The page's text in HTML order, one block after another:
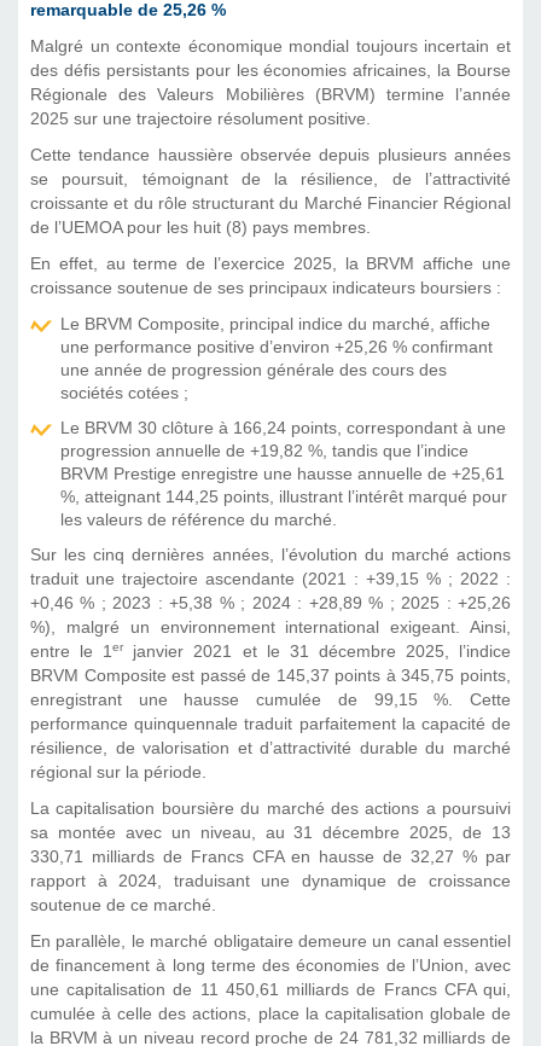
remarquable de 25,26 %
Malgré un contexte économique mondial toujours incertain et
des défis persistants pour les économies africaines, la Bourse
Régionale des Valeurs Mobilières (BRVM) termine l’année
2025 sur une trajectoire résolument positive.
Cette tendance haussière observée depuis plusieurs années
se poursuit, témoignant de la résilience, de l’attractivité
croissante et du rôle structurant du Marché Financier Régional
de l’UEMOA pour les huit (8) pays membres.
En effet, au terme de l’exercice 2025, la BRVM affiche une
croissance soutenue de ses principaux indicateurs boursiers :
Le BRVM Composite, principal indice du marché, affiche
une performance positive d’environ +25,26 % confirmant
une année de progression générale des cours des
sociétés cotées ;
Le BRVM 30 clôture à 166,24 points, correspondant à une
progression annuelle de +19,82 %, tandis que l’indice
BRVM Prestige enregistre une hausse annuelle de +25,61
%, atteignant 144,25 points, illustrant l’intérêt marqué pour
les valeurs de référence du marché.
Sur les cinq dernières années, l’évolution du marché actions
traduit une trajectoire ascendante (2021 : +39,15 % ; 2022 :
+0,46 % ; 2023 : +5,38 % ; 2024 : +28,89 % ; 2025 : +25,26
%), malgré un environnement international exigeant. Ainsi,
entre le 1er
janvier 2021 et le 31 décembre 2025, l’indice
BRVM Composite est passé de 145,37 points à 345,75 points,
enregistrant une hausse cumulée de 99,15 %. Cette
performance quinquennale traduit parfaitement la capacité de
résilience, de valorisation et d’attractivité durable du marché
régional sur la période.
La capitalisation boursière du marché des actions a poursuivi
sa montée avec un niveau, au 31 décembre 2025, de 13
330,71 milliards de Francs CFA en hausse de 32,27 % par
rapport à 2024, traduisant une dynamique de croissance
soutenue de ce marché.
En parallèle, le marché obligataire demeure un canal essentiel
de financement à long terme des économies de l’Union, avec
une capitalisation de 11 450,61 milliards de Francs CFA qui,
cumulée à celle des actions, place la capitalisation globale de
la BRVM à un niveau record proche de 24 781,32 milliards de